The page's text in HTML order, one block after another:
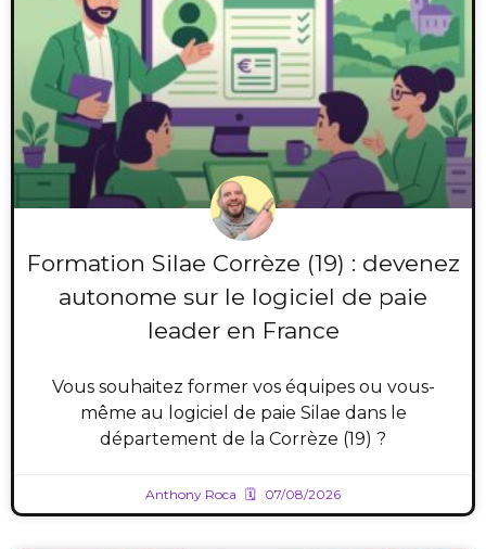
Formation Silae Corrèze (19) : devenez
autonome sur le logiciel de paie
leader en France
Vous souhaitez former vos équipes ou vous-
même au logiciel de paie Silae dans le
département de la Corrèze (19) ?
Anthony Roca 07/08/2026